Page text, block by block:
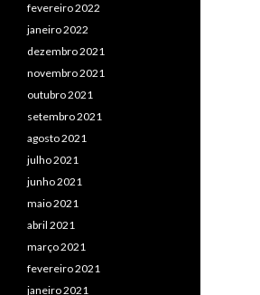
fevereiro 2022
janeiro 2022
dezembro 2021
novembro 2021
outubro 2021
setembro 2021
agosto 2021
julho 2021
junho 2021
maio 2021
abril 2021
março 2021
fevereiro 2021
janeiro 2021